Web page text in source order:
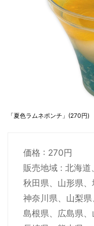
「夏色ラムネポンチ」(270円)
価格 : 270円
販売地域 : 北海道
秋田県、山形県、
神奈川県、山梨県
島根県、広島県、